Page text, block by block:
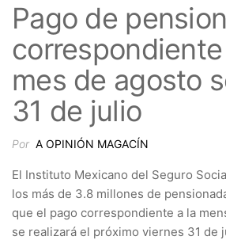
Pago de
mes de agosto
31 de julio
Por A OPINIÓN MAGACÍN
El Instituto Mexicano del Seguro
los más de 3.8 millones de
que el pago correspondiente a la
se realizará el próximo viernes 31 de